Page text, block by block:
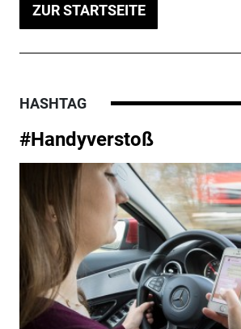
ZUR STARTSEITE
HASHTAG
#Handyverstoß